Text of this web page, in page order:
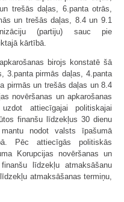
trešās daļas, 6.panta otrās,
un trešās daļas, 8.4 un 9.1
(partiju) sauc pie
kārtībā.
birojs konstatē šā
3.panta pirmās daļas, 4.panta
pirmās un trešās daļas un 8.4
novēršanas un apkarošanas
attiecīgajai politiskajai
finanšu līdzekļus 30 dienu
nodot valsts īpašumā
Pēc attiecīgās politiskās
Korupcijas novēršanas un
līdzekļu atmaksāšanu
atmaksāšanas termiņu,